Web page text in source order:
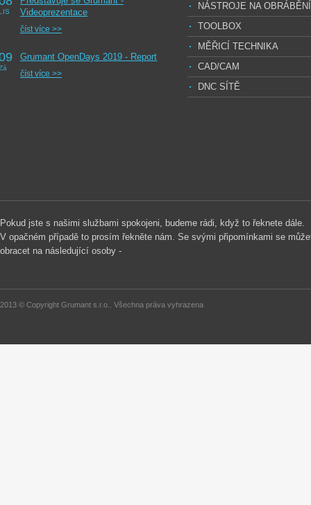
Videoprezentace
číst více >>
Grumant OpenDays 2019 - Report
číst více >>
NÁSTROJE NA OBRÁBĚNÍ
TOOLBOX
MĚŘICÍ TECHNIKA
CAD/CAM
DNC SÍTĚ
Pokud jste s našimi službami spokojeni, budeme rádi, když to řeknete dále.
V opačném případě to prosím řekněte nám. Se svými připomínkami se
obracet na následující osoby -
2013 © Copyright Grumant s.r.o.. Všechna práva vyhrazena